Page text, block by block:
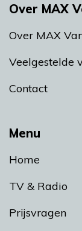
Menu
Home
TV & Radio
Prijsvragen
Over MAX
Over MAX
Veelgestelde
Contact